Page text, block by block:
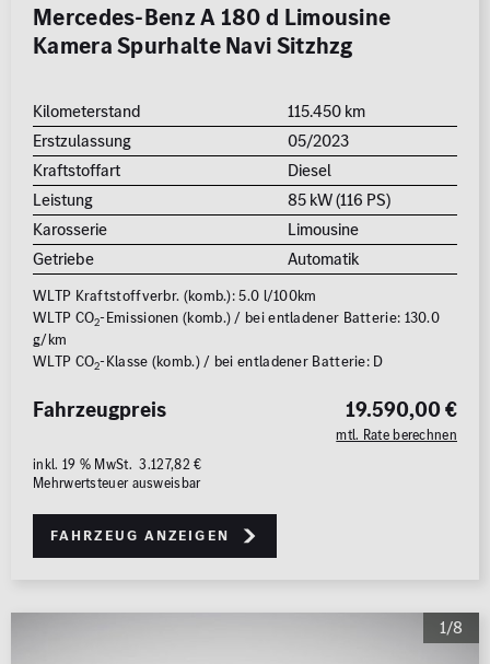
Mercedes-Benz A 180 d Limousine
Kamera Spurhalte Navi Sitzhzg
Kilometerstand
115.450 km
Erstzulassung
05/2023
Kraftstoffart
Diesel
Leistung
85 kW (116 PS)
Karosserie
Limousine
Getriebe
Automatik
WLTP Kraftstoffverbr. (komb.): 5.0 l/100km
WLTP CO2-Emissionen (komb.) / bei entladener Batterie: 130.0
g/km
WLTP CO2-Klasse (komb.) / bei entladener Batterie: D
19.590,00 €
mtl. Rate berechnen
Fahrzeugpreis
inkl. 19 % MwSt. 3.127,82 €
Mehrwertsteuer ausweisbar
Fahrzeug anzeigen
1/8